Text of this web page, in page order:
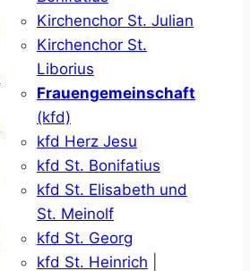
Kirchenchor St. Julian
Kirchenchor St.
Liborius
Frauengemeinschaft
(kfd)
kfd Herz Jesu
kfd St. Bonifatius
kfd St. Elisabeth und
St. Meinolf
kfd St. Georg
kfd St. Heinrich